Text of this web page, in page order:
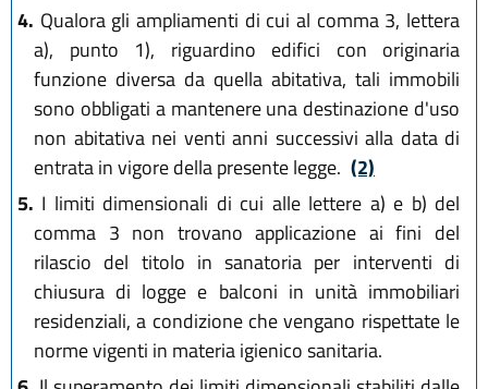
4. Qualora gli ampliamenti di cui al comma 3, lettera
a), punto 1), riguardino edifici con originaria
funzione diversa da quella abitativa, tali immobili
sono obbligati a mantenere una destinazione d'uso
non abitativa nei venti anni successivi alla data di
entrata in vigore della presente legge. (2)
5. I limiti dimensionali di cui alle lettere a) e b) del
comma 3 non trovano applicazione ai fini del
rilascio del titolo in sanatoria per interventi di
chiusura di logge e balconi in unità immobiliari
residenziali, a condizione che vengano rispettate le
norme vigenti in materia igienico sanitaria.